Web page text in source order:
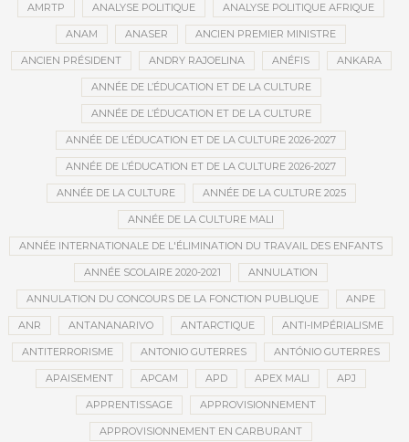
AMRTP ANALYSE POLITIQUE ANALYSE POLITIQUE AFRIQUE
ANAM ANASER ANCIEN PREMIER MINISTRE
ANCIEN PRÉSIDENT ANDRY RAJOELINA ANÉFIS ANKARA
ANNÉE DE L’ÉDUCATION ET DE LA CULTURE
ANNÉE DE L’ÉDUCATION ET DE LA CULTURE
ANNÉE DE L’ÉDUCATION ET DE LA CULTURE 2026-2027
ANNÉE DE L’ÉDUCATION ET DE LA CULTURE 2026-2027
ANNÉE DE LA CULTURE ANNÉE DE LA CULTURE 2025
ANNÉE DE LA CULTURE MALI
ANNÉE INTERNATIONALE DE L'ÉLIMINATION DU TRAVAIL DES ENFANTS
ANNÉE SCOLAIRE 2020-2021 ANNULATION
ANNULATION DU CONCOURS DE LA FONCTION PUBLIQUE ANPE
ANR ANTANANARIVO ANTARCTIQUE ANTI-IMPÉRIALISME
ANTITERRORISME ANTONIO GUTERRES ANTÓNIO GUTERRES
APAISEMENT APCAM APD APEX MALI APJ
APPRENTISSAGE APPROVISIONNEMENT
APPROVISIONNEMENT EN CARBURANT